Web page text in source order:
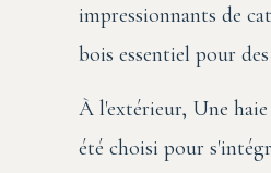
impressionnants de
bois essentiel pour
À l'extérieur, Une
été choisi pour